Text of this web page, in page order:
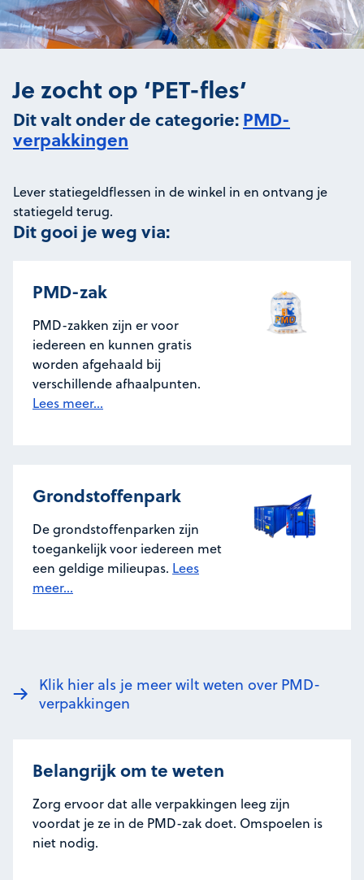
Je zocht op ‘PET-fles’
Dit valt onder de categorie:PMD-
verpakkingen
Lever statiegeldflessen in de winkel in en ontvang je
statiegeld terug.
Dit gooi je weg via:
PMD-zak
PMD-zakken zijn er voor
iedereen en kunnen gratis
worden afgehaald bij
verschillende afhaalpunten.
Lees meer...
Grondstoffenpark
De grondstoffenparken zijn
toegankelijk voor iedereen met
een geldige milieupas. Lees
meer...
Klik hier als je meer wilt weten over PMD-
verpakkingen
Belangrijk om te weten
Zorg ervoor dat alle verpakkingen leeg zijn
voordat je ze in de PMD-zak doet. Omspoelen is
niet nodig.